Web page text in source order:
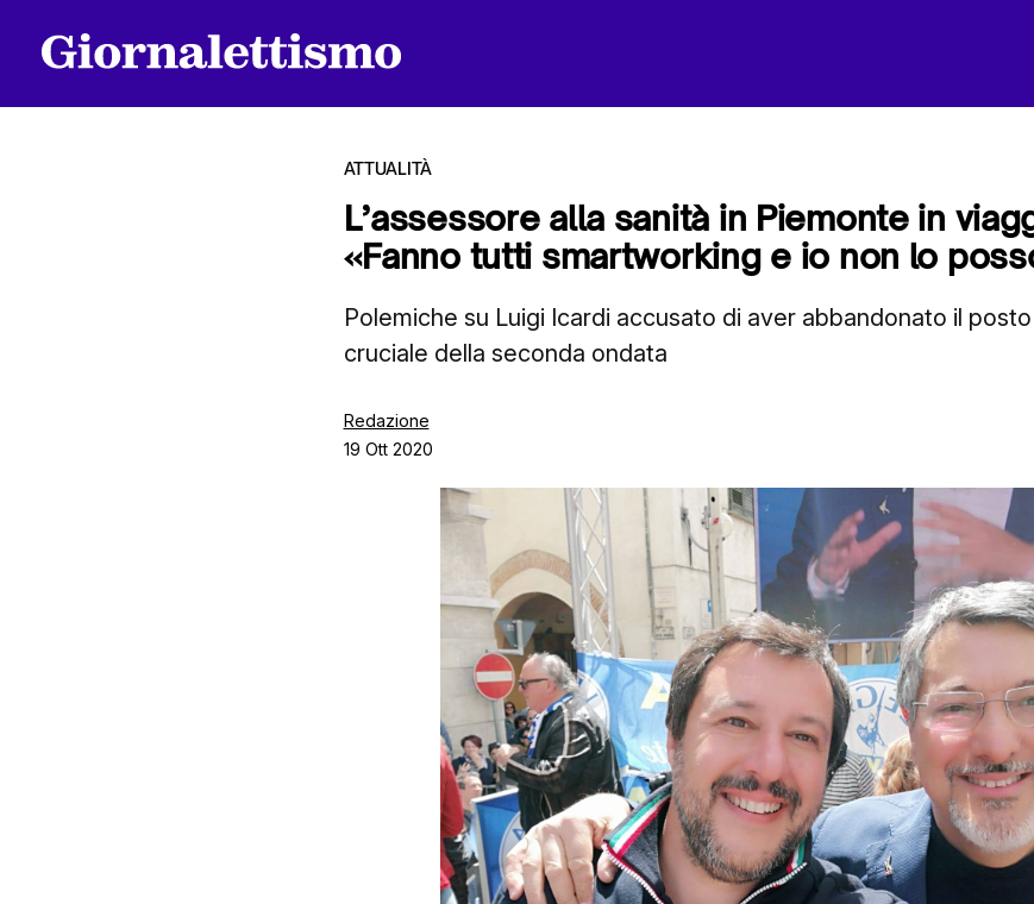
ATTUALITÀ
L’assessore alla sanità in Piemonte in
«Fanno tutti smartworking e io non lo
Polemiche su Luigi Icardi accusato di aver abbandonato il
cruciale della seconda ondata
Redazione
19 Ott 2020